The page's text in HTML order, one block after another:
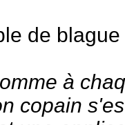
de blague
à
copain